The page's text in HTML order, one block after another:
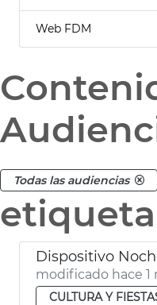
Web FDM
Todas las audiencias
etiqueta
Dispositivo
modificado hace 1
CULTURA Y